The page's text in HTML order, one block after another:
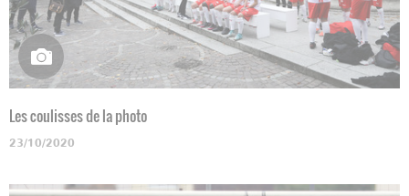
Les coulisses de la photo
23/10/2020